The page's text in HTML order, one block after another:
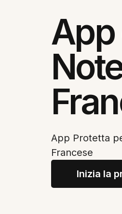
App
App Protetta
Francese
Inizia la